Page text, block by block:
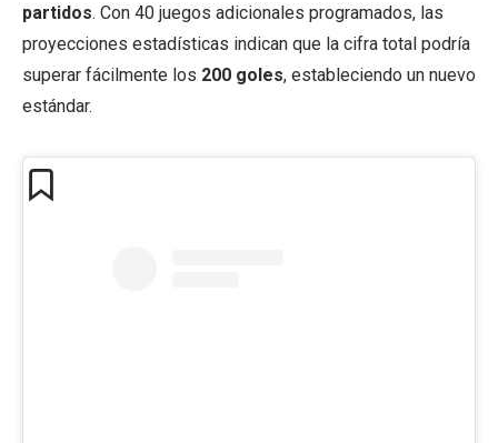
partidos. Con 40 juegos adicionales programados, las
proyecciones estadísticas indican que la cifra total podría
superar fácilmente los 200 goles, estableciendo un nuevo
estándar.